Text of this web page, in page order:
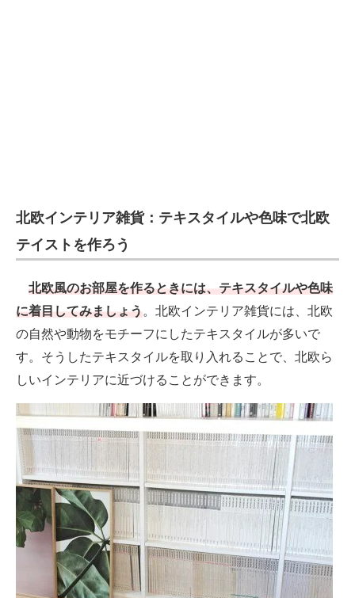
北欧インテリア雑貨：テキスタイルや色味で北欧
テイストを作ろう
北欧風のお部屋を作るときには、テキスタイルや色味
に着目してみましょう。北欧インテリア雑貨には、北欧
の自然や動物をモチーフにしたテキスタイルが多いで
す。そうしたテキスタイルを取り入れることで、北欧ら
しいインテリアに近づけることができます。